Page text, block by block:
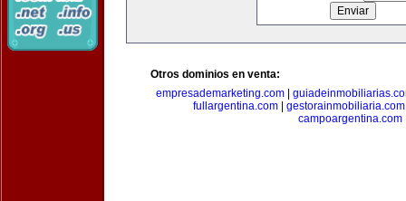
Otros dominios en venta:
empresademarketing.com|
fullargentina.com
gestorainmobiliaria.com
campoargentina.com